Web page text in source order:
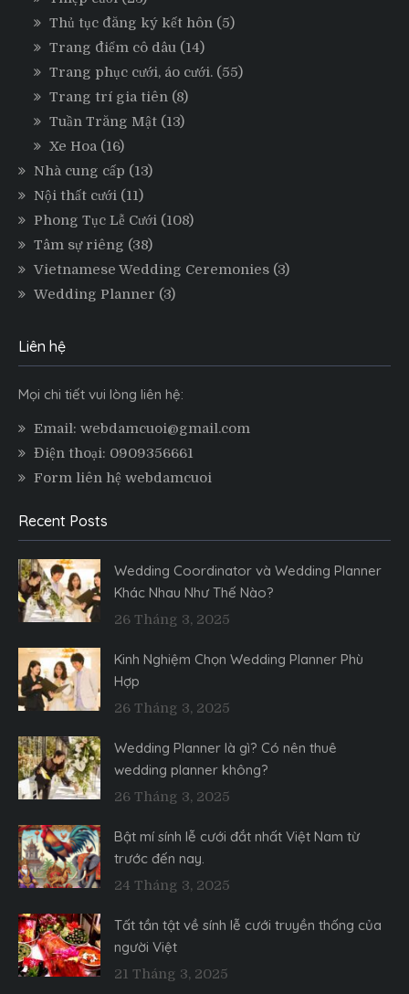
Thủ tục đăng ký kết hôn (5)
Trang điểm cô dâu (14)
Trang phục cưới, áo cưới. (55)
Trang trí gia tiên (8)
Tuần Trăng Mật (13)
Xe Hoa (16)
Nhà cung cấp (13)
Nội thất cưới (11)
Phong Tục Lễ Cưới (108)
Tâm sự riêng (38)
Vietnamese Wedding Ceremonies (3)
Wedding Planner (3)
Liên hệ
Mọi chi tiết vui lòng liên hệ:
Email: webdamcuoi@gmail.com
Điện thoại: 0909356661
Form liên hệ webdamcuoi
Recent Posts
Wedding Coordinator và Wedding Planner
Khác Nhau Như Thế Nào?
26 Tháng 3, 2025
Kinh Nghiệm Chọn Wedding Planner Phù
Hợp
26 Tháng 3, 2025
Wedding Planner là gì? Có nên thuê
wedding planner không?
26 Tháng 3, 2025
Bật mí sính lễ cưới đắt nhất Việt Nam từ
trước đến nay.
24 Tháng 3, 2025
Tất tần tật về sính lễ cưới truyền thống của
người Việt
21 Tháng 3, 2025